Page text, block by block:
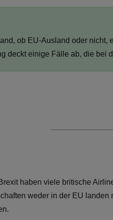
ob EU-Ausland oder nicht,
deckt einige Fälle ab, die bei
haben viele britische
weder in der EU